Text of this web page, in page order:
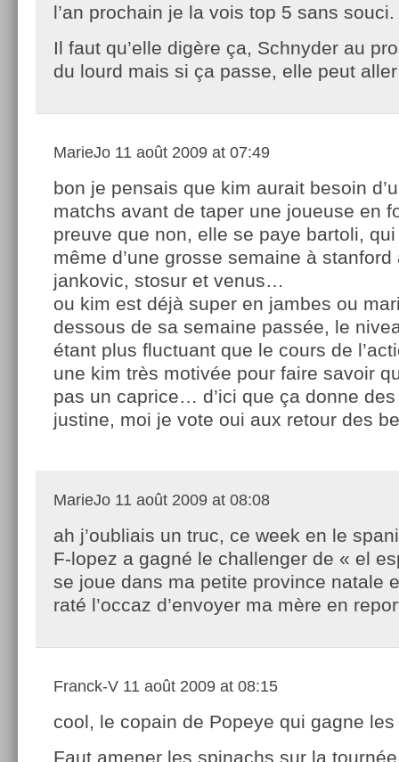
l’an prochain je la vois top 5 sans souci.
Il faut qu’elle digère ça, Schnyder au
du lourd mais si ça passe, elle peut
MarieJo 11 août 2009 at 07:49
bon je pensais que kim aurait besoin
matchs avant de taper une joueuse en
preuve que non, elle se paye bartoli,
même d’une grosse semaine à
jankovic, stosur et venus…
ou kim est déjà super en jambes ou
dessous de sa semaine passée, le
étant plus fluctuant que le cours de
une kim très motivée pour faire savoir
pas un caprice… d’ici que ça donne
justine, moi je vote oui aux retour des
MarieJo 11 août 2009 at 08:08
ah j’oubliais un truc, ce week en le
F-lopez a gagné le challenger de « el
se joue dans ma petite province natale
raté l’occaz d’envoyer ma mère en
Franck-V 11 août 2009 at 08:15
cool, le copain de Popeye qui gagne
Faut amener les spinachs sur la